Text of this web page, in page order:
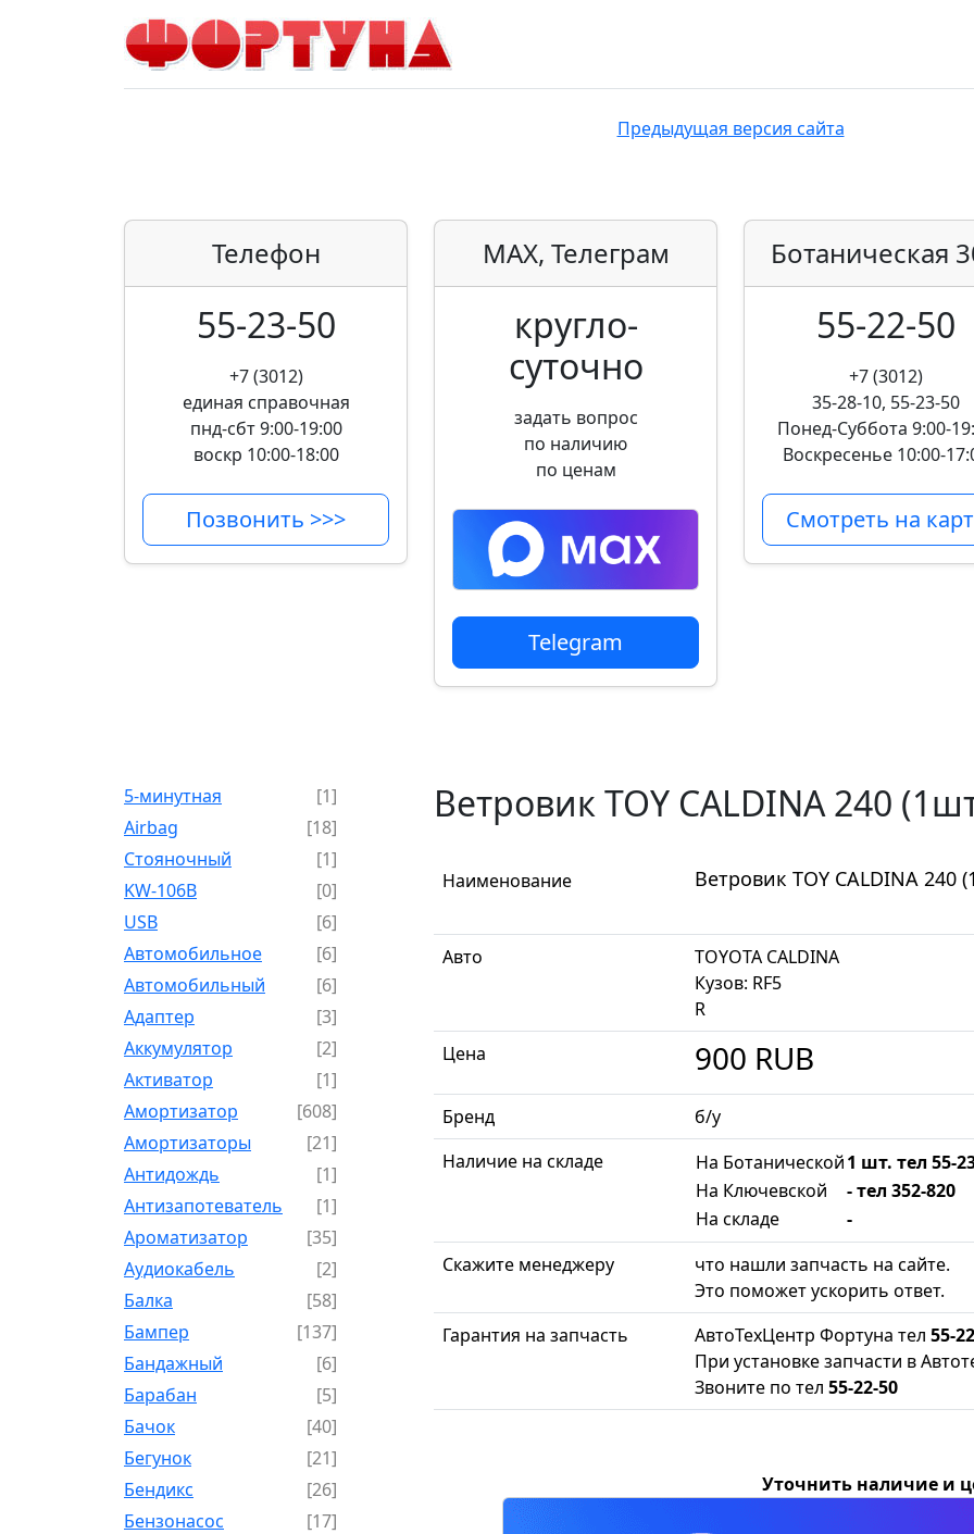
Предыдущая версия сайта
Телефон
55-23-50
+7 (3012)
единая справочная
пнд-сбт 9:00-19:00
воскр 10:00-18:00
Позвонить >>>
MAX, Телеграм
кругло­
суточно
задать вопрос
по наличию
по ценам
Telegram
Ботаническая
55-22-50
+7 (3012)
35-28-10, 55-23-50
Понед-Суббота 9:00-
Воскресенье 10:00-
Смотреть на
5-минутная
[1]
Airbag
[18]
Cтояночный
[1]
KW-106B
[0]
USB
[6]
Автомобильное
[6]
Автомобильный
[6]
Адаптер
[3]
Аккумулятор
[2]
Активатор
[1]
Амортизатор
[608]
Амортизаторы
[21]
Антидождь
[1]
Антизапотеватель
[1]
Ароматизатор
[35]
Аудиокабель
[2]
Балка
[58]
Бампер
[137]
Бандажный
[6]
Барабан
[5]
Бачок
[40]
Бегунок
[21]
Бендикс
[26]
Бензонасос
[17]
Ветровик TOY CALDINA 240
Наименование Ветровик TOY CALDINA 240
Авто
TOYOTA CALDINA
Кузов: RF5
R
Цена
900 RUB
Бренд
б/у
Наличие на складе
На Ботанической1 шт. тел 55-
На Ключевской
- тел 352-820
На складе
-
Скажите менеджеру
что нашли запчасть на сайте.
Это поможет ускорить ответ.
Гарантия на запчасть
АвтоТехЦентр Фортуна тел 55-
При установке запчасти в
Звоните по тел 55-22-50
Уточнить наличие и